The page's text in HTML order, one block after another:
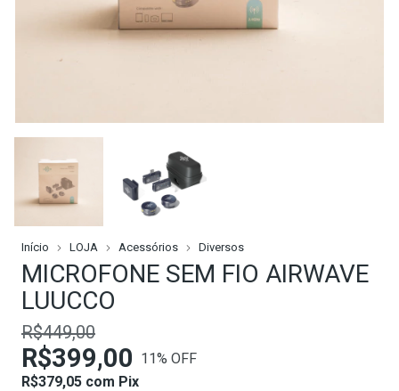
Início LOJA Acessórios Diversos
MICROFONE SEM FIO AIRWAVE
LUUCCO
R$449,00
R$399,00 11% OFF
R$379,05 com Pix